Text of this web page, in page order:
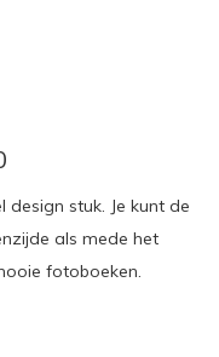
design stuk. Je kunt de
als mede het
fotoboeken.